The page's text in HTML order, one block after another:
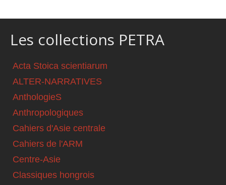
Les collections PETRA
Acta Stoica scientiarum
ALTER-NARRATIVES
AnthologieS
Anthropologiques
Cahiers d'Asie centrale
Cahiers de l'ARM
Centre-Asie
Classiques hongrois